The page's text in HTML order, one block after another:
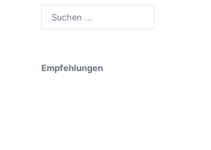
Suche
Empfehlungen